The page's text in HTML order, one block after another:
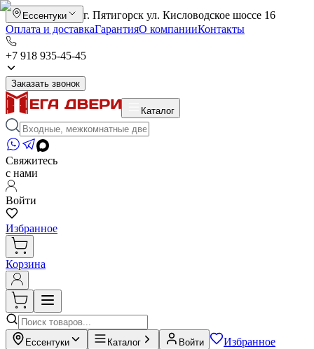
Ессентуки
г. Пятигорск ул. Кисловодское шоссе 16
Оплата и доставкаГарантияО компанииКонтакты
+7 918 935-45-45
Заказать звонок
Каталог
Свяжитесь
с нами
Войти
Избранное
Корзина
Ессентуки Каталог Войти
Избранное